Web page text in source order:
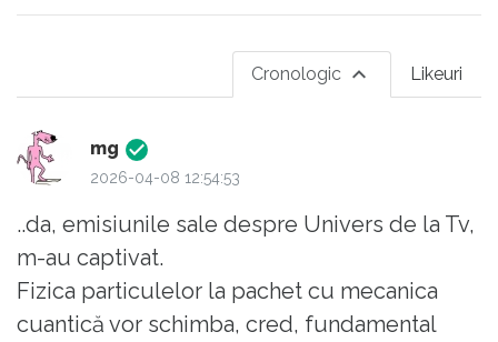
Likeuri
Cronologic
mg
2026-04-08 12:54:53
..da, emisiunile sale despre Univers de la Tv,
m-au captivat.
Fizica particulelor la pachet cu mecanica
cuantică vor schimba, cred, fundamental